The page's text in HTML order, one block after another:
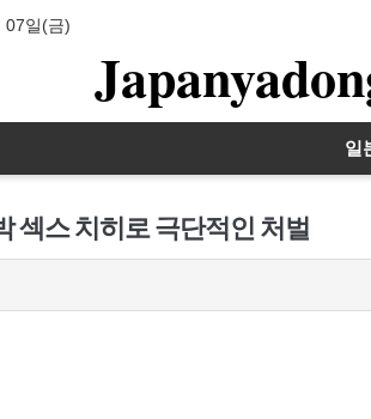
07일(금)
일
섹스 치히로 극단적인 처벌